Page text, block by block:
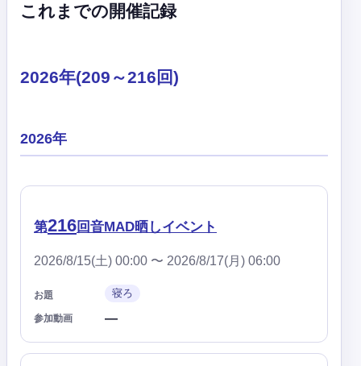
これまでの開催記録
2026年(209～216回)
2026年
第216回音MAD晒しイベント
2026/8/15(土) 00:00 〜 2026/8/17(月) 06:00
お題 寝ろ
参加動画 —